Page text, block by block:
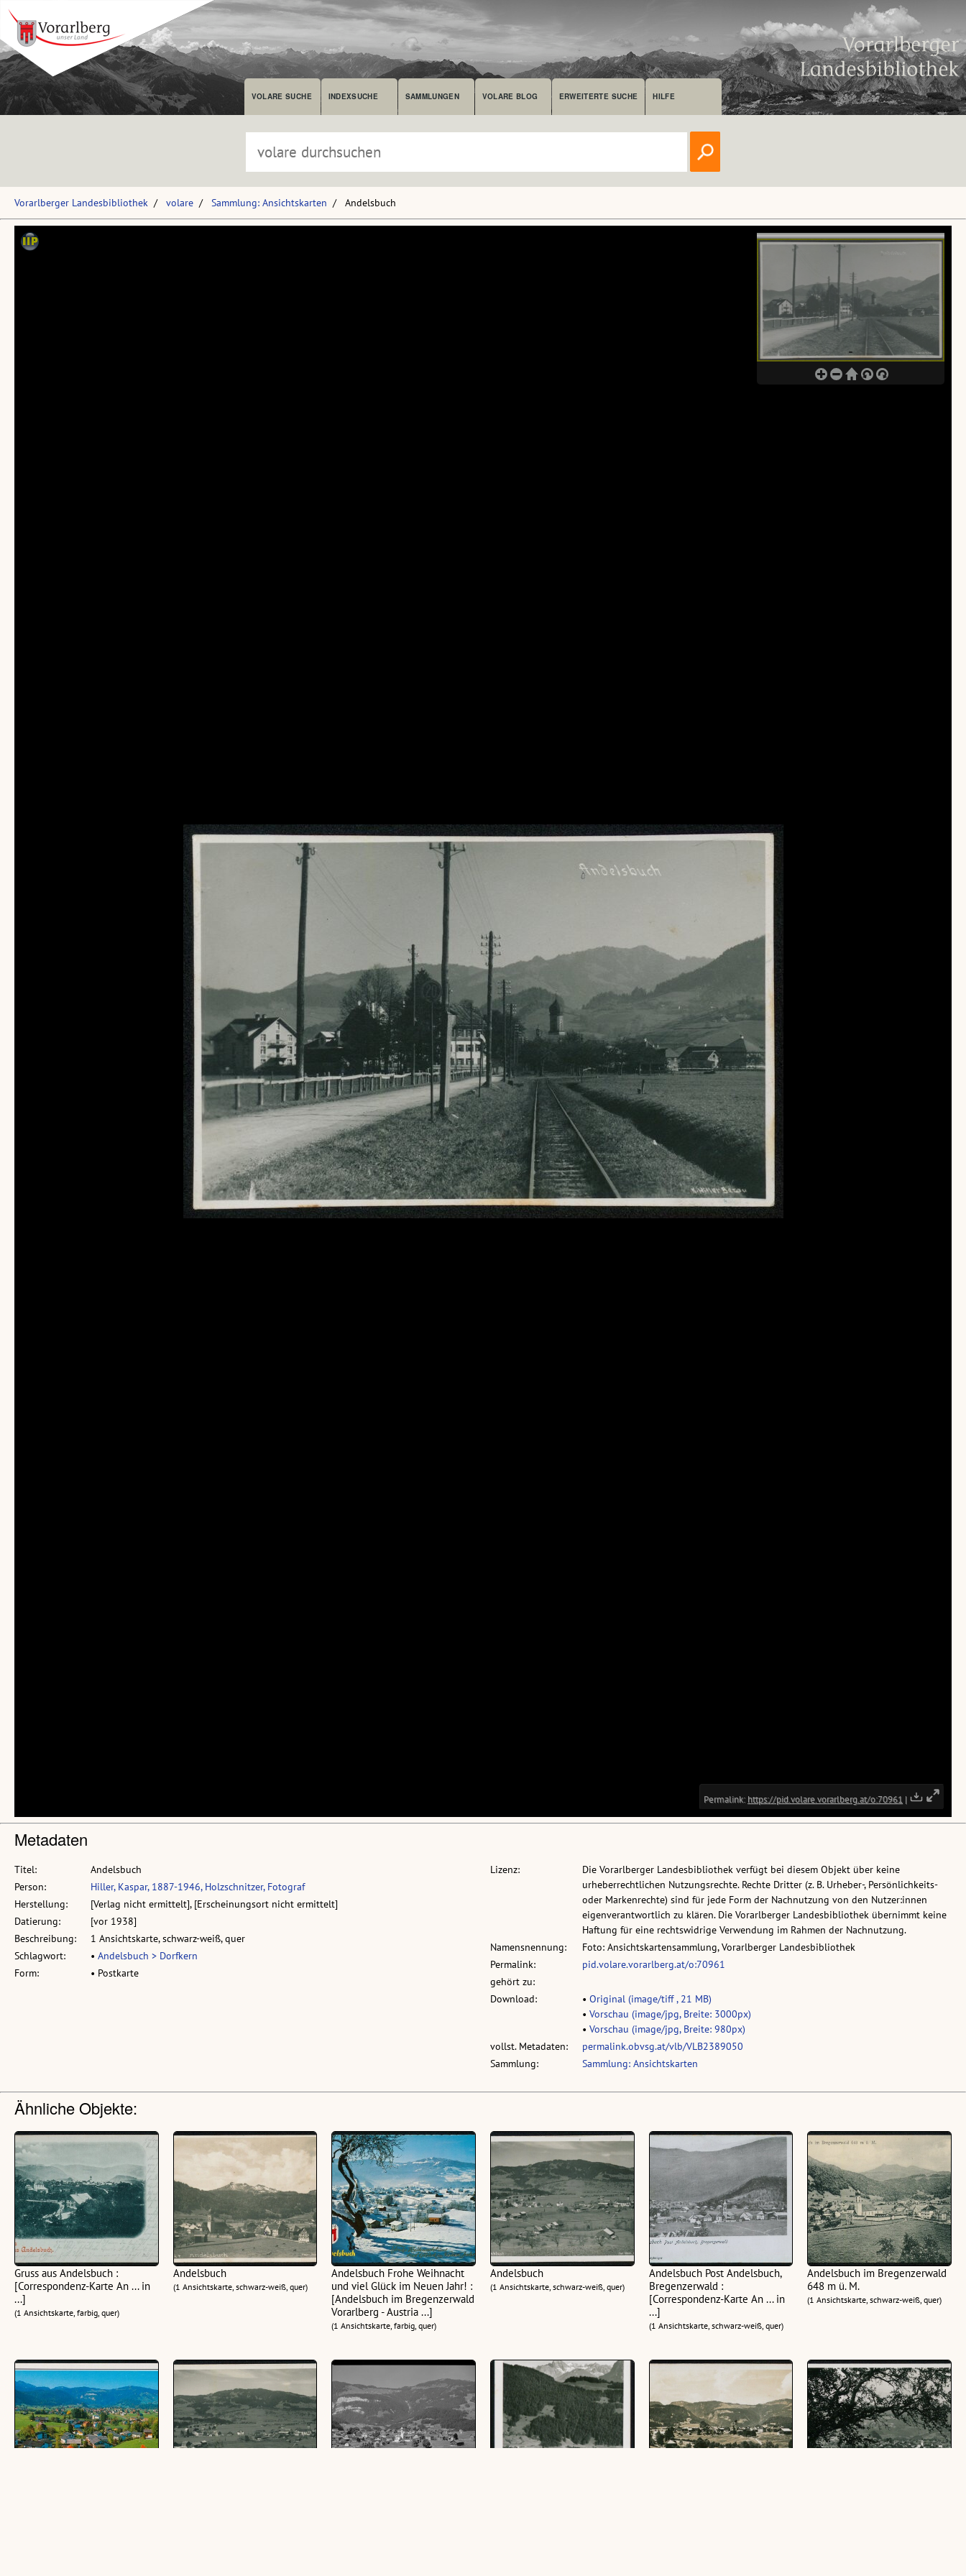
VOLARE SUCHE INDEXSUCHE SAMMLUNGEN VOLARE BLOG ERWEITERTE SUCHE HILFE
Vorarlberger Landesbibliothek volare Sammlung: Ansichtskarten Andelsbuch
Metadaten
Titel:
Andelsbuch
Person:
Hiller, Kaspar, 1887-1946, Holzschnitzer, Fotograf
Herstellung:
[Verlag nicht ermittelt], [Erscheinungsort nicht ermittelt]
Datierung:
[vor 1938]
Beschreibung:
1 Ansichtskarte, schwarz-weiß, quer
Schlagwort:
• Andelsbuch > Dorfkern
Form:
• Postkarte
Lizenz:
Die Vorarlberger Landesbibliothek verfügt bei diesem Objekt über keine
urheberrechtlichen Nutzungsrechte. Rechte Dritter (z. B. Urheber-, Persönlichkeits-
oder Markenrechte) sind für jede Form der Nachnutzung von den Nutzer:innen
eigenverantwortlich zu klären. Die Vorarlberger Landesbibliothek übernimmt keine
Haftung für eine rechtswidrige Verwendung im Rahmen der Nachnutzung.
Namensnennung:
Foto: Ansichtskartensammlung, Vorarlberger Landesbibliothek
Permalink:
pid.volare.vorarlberg.at/o:70961
gehört zu:
Download:
• Original (image/tiff , 21 MB)
• Vorschau (image/jpg, Breite: 3000px)
• Vorschau (image/jpg, Breite: 980px)
vollst. Metadaten:
permalink.obvsg.at/vlb/VLB2389050
Sammlung:
Sammlung: Ansichtskarten
Ähnliche Objekte:
Gruss aus Andelsbuch :
[Correspondenz-Karte An ... in
...]
(1 Ansichtskarte, farbig, quer)
Andelsbuch
(1 Ansichtskarte, schwarz-weiß, quer)
Andelsbuch Frohe Weihnacht
und viel Glück im Neuen Jahr! :
[Andelsbuch im Bregenzerwald
Vorarlberg - Austria ...]
(1 Ansichtskarte, farbig, quer)
Andelsbuch
(1 Ansichtskarte, schwarz-weiß, quer)
Andelsbuch Post Andelsbuch,
Bregenzerwald :
[Correspondenz-Karte An ... in
...]
(1 Ansichtskarte, schwarz-weiß, quer)
Andelsbuch im Bregenzerwald
648 m ü. M.
(1 Ansichtskarte, schwarz-weiß, quer)